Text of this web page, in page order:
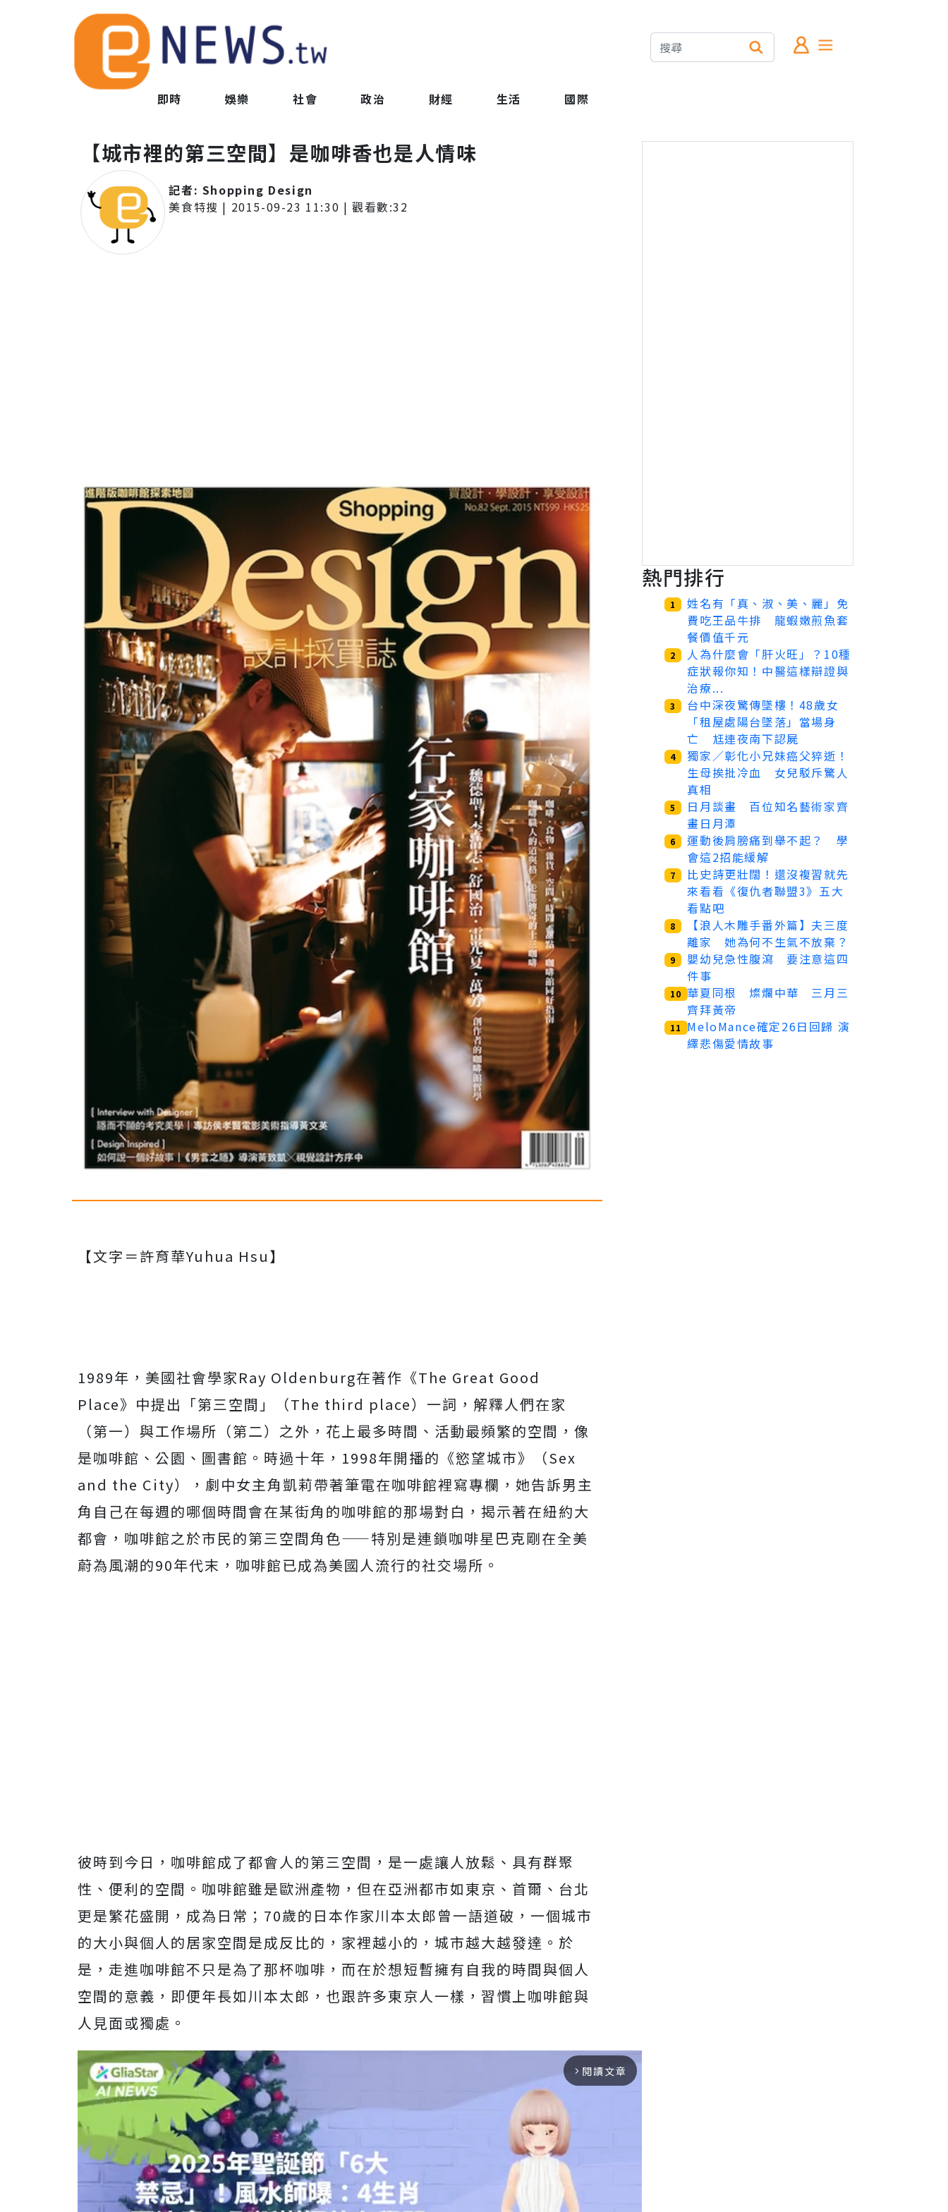
即時 娛樂 社會 政治 財經 生活 國際
【城市裡的第三空間】是咖啡香也是人情味
記者: Shopping Design
美食特搜 | 2015-09-23 11:30 | 觀看數:32
【文字＝許育華Yuhua Hsu】
1989年，美國社會學家Ray Oldenburg在著作《The Great Good
Place》中提出「第三空間」（The third place）一詞，解釋人們在家
（第一）與工作場所（第二）之外，花上最多時間、活動最頻繁的空間，像
是咖啡館、公園、圖書館。時過十年，1998年開播的《慾望城市》（Sex
and the City），劇中女主角凱莉帶著筆電在咖啡館裡寫專欄，她告訴男主
角自己在每週的哪個時間會在某街角的咖啡館的那場對白，揭示著在紐約大
都會，咖啡館之於市民的第三空間角色——特別是連鎖咖啡星巴克剛在全美
蔚為風潮的90年代末，咖啡館已成為美國人流行的社交場所。
彼時到今日，咖啡館成了都會人的第三空間，是一處讓人放鬆、具有群聚
性、便利的空間。咖啡館雖是歐洲產物，但在亞洲都市如東京、首爾、台北
更是繁花盛開，成為日常；70歲的日本作家川本太郎曾一語道破，一個城市
的大小與個人的居家空間是成反比的，家裡越小的，城市越大越發達。於
是，走進咖啡館不只是為了那杯咖啡，而在於想短暫擁有自我的時間與個人
空間的意義，即便年長如川本太郎，也跟許多東京人一樣，習慣上咖啡館與
人見面或獨處。
arrow_forward_ios 閱讀文章
熱門排行
1
姓名有「真、淑、美、麗」免
費吃王品牛排 龍蝦嫩煎魚套
餐價值千元
2
人為什麼會「肝火旺」？10種
症狀報你知！中醫這樣辯證與
治療...
3
台中深夜驚傳墜樓！48歲女
「租屋處陽台墜落」當場身
亡 尪連夜南下認屍
4
獨家／彰化小兄妹癌父猝逝！
生母挨批冷血 女兒駁斥驚人
真相
5
日月談畫 百位知名藝術家齊
畫日月潭
6
運動後肩膀痛到舉不起？ 學
會這2招能緩解
7
比史詩更壯闊！還沒複習就先
來看看《復仇者聯盟3》五大
看點吧
8
【浪人木雕手番外篇】夫三度
離家 她為何不生氣不放棄？
9
嬰幼兒急性腹瀉 要注意這四
件事
10 華夏同根 燦爛中華 三月三
齊拜黃帝
11
MeloMance確定26日回歸 演
繹悲傷愛情故事